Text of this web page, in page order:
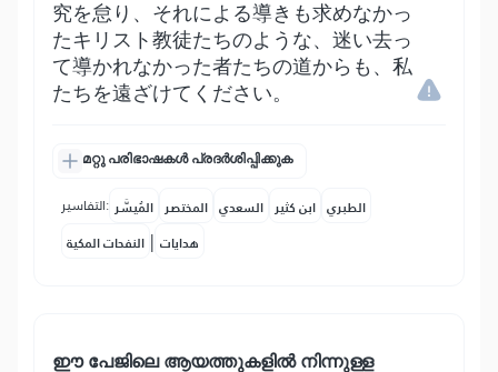
究を怠り、それによる導きも求めなかっ
たキリスト教徒たちのような、迷い去っ
て導かれなかった者たちの道からも、私
たちを遠ざけてください。
മറ്റു പരിഭാഷകൾ പ്രദർശിപ്പിക്കുക
التفاسير: المُيسَّر المختصر السعدي ابن كثير الطبري
النفحات المكية | هدايات
ഈ പേജിലെ ആയത്തുകളിൽ നിന്നുള്ള